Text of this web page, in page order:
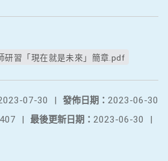
研習「現在就是未來」簡章.pdf
發佈日期： 2023-06-30
07-30
|
最後更新日期： 2023-06-30 |
407 |